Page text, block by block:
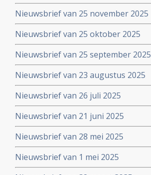
Nieuwsbrief van 25 november 2025
Nieuwsbrief van 25 oktober 2025
Nieuwsbrief van 25 september 2025
Nieuwsbrief van 23 augustus 2025
Nieuwsbrief van 26 juli 2025
Nieuwsbrief van 21 juni 2025
Nieuwsbrief van 28 mei 2025
Nieuwsbrief van 1 mei 2025